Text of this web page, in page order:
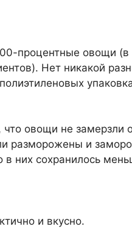
процентные овощи
Нет никакой
что овощи не
разморожены и
в них сохранилось
и вкусно.